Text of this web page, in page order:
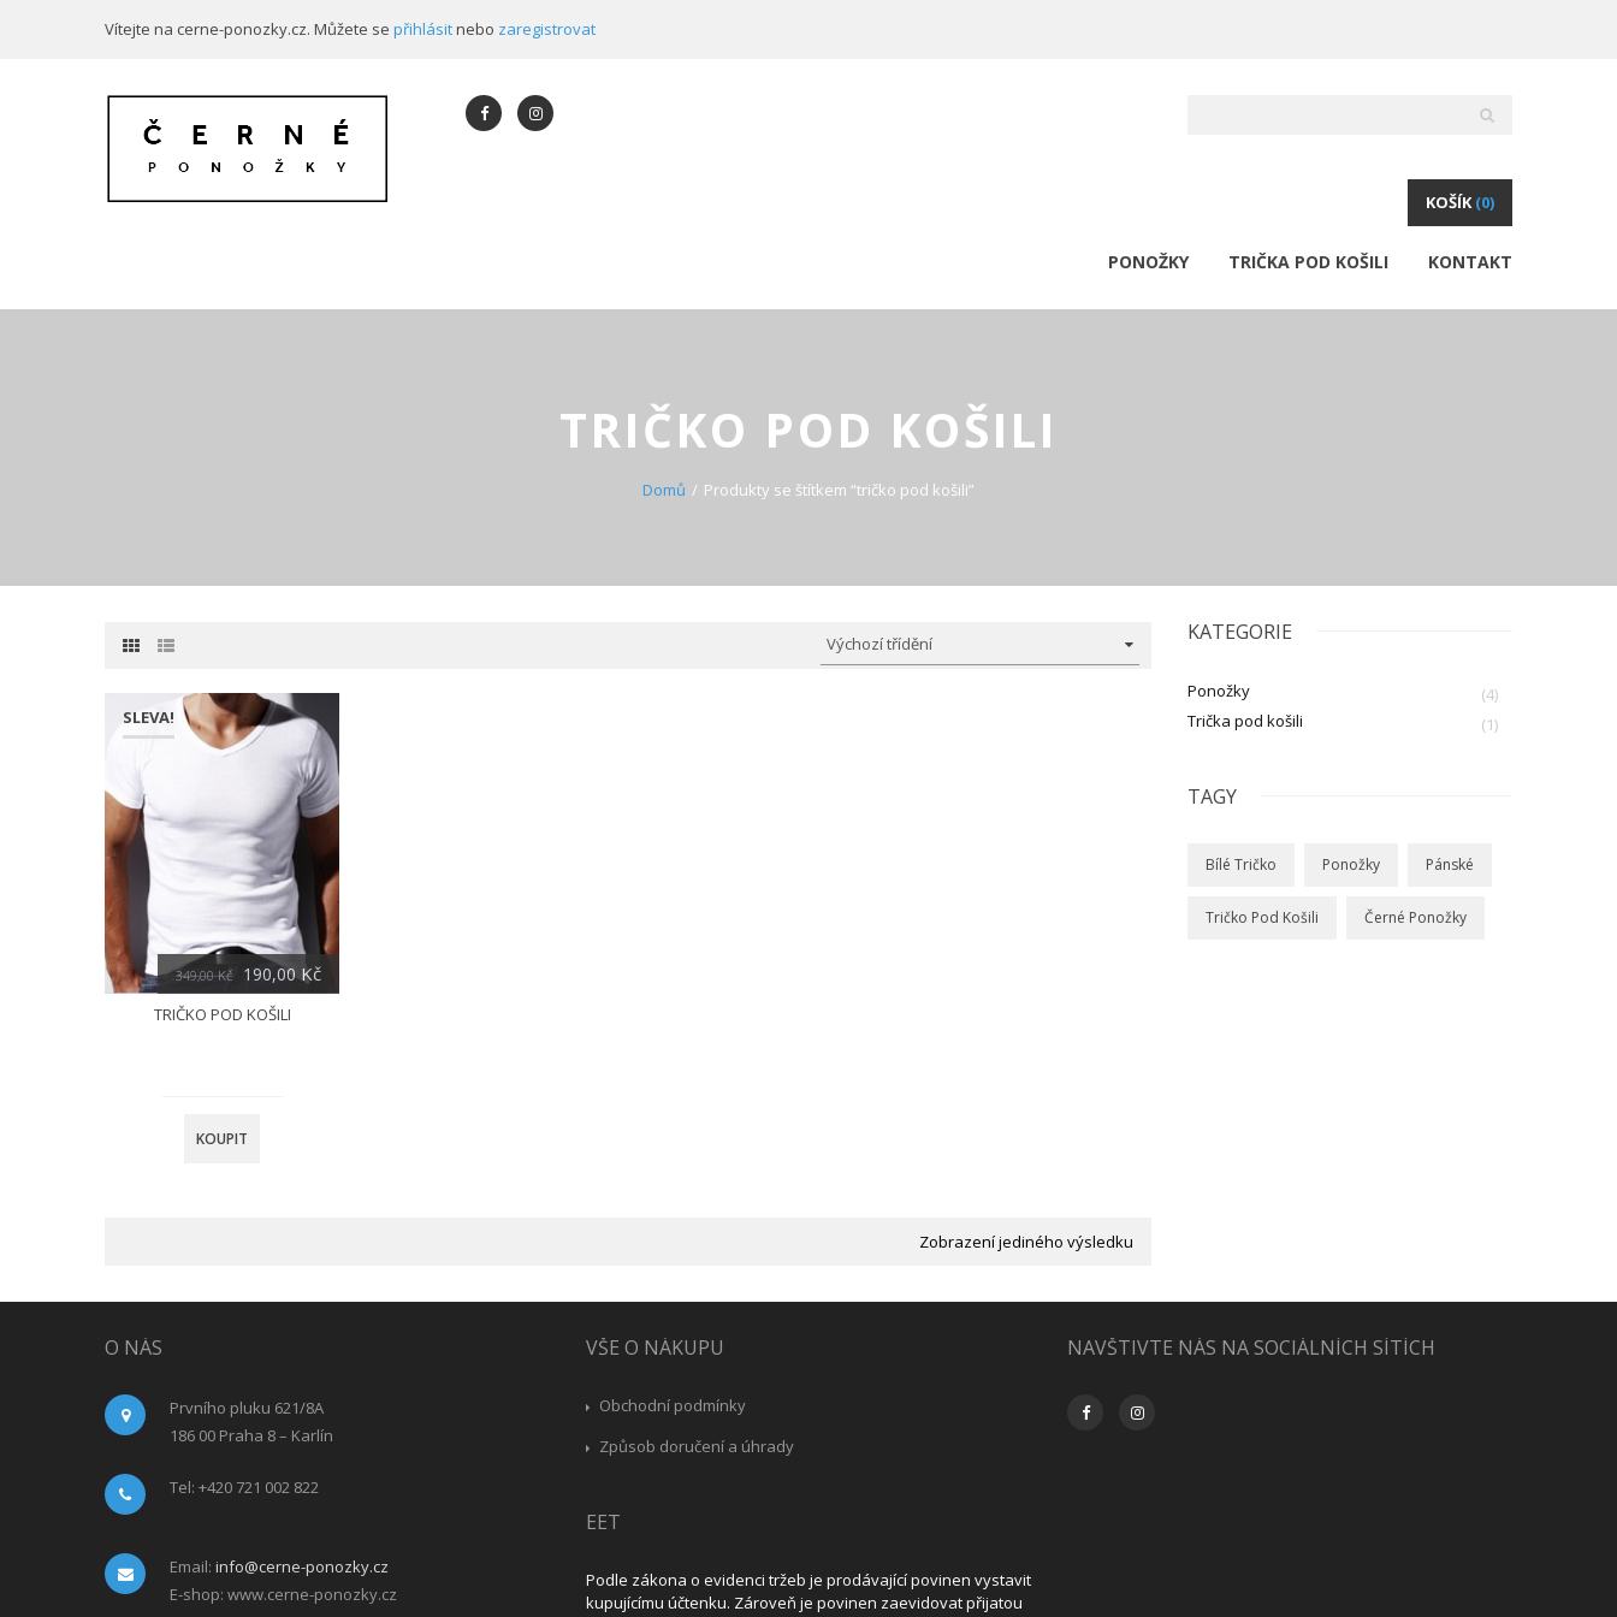
Vítejte na cerne-ponozky.cz. Můžete se přihlásitnebo zaregistrovat
KOŠÍK (0)
PONOŽKY TRIČKA POD KOŠILI KONTAKT
TRIČKO POD KOŠILI
Domů Produkty se štítkem “tričko pod košili”
SLEVA!
349,00Kč 190,00Kč
TRIČKO POD KOŠILI
KOUPIT
Zobrazení jediného výsledku
KATEGORIE
Ponožky
(4)
Trička pod košili
(1)
TAGY
Bílé Tričko Ponožky Pánské
Tričko Pod Košili Černé Ponožky
O NÁS
Prvního pluku 621/8A
186 00 Praha 8 – Karlín
Tel: +420 721 002 822
Email: info@cerne-ponozky.cz
E-shop: www.cerne-ponozky.cz
VŠE O NÁKUPU
Obchodní podmínky
Způsob doručení a úhrady
EET
Podle zákona o evidenci tržeb je prodávající povinen vystavit
kupujícímu účtenku. Zároveň je povinen zaevidovat přijatou
NAVŠTIVTE NÁS NA SOCIÁLNÍCH SÍTÍCH